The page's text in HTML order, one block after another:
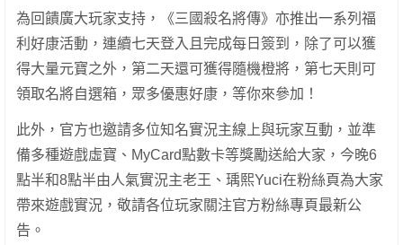
為回饋廣大玩家支持，《三國殺名將傳》亦推出一系列福
利好康活動，連續七天登入且完成每日簽到，除了可以獲
得大量元寶之外，第二天還可獲得隨機橙將，第七天則可
領取名將自選箱，眾多優惠好康，等你來參加！
此外，官方也邀請多位知名實況主線上與玩家互動，並準
備多種遊戲虛寶、MyCard點數卡等獎勵送給大家，今晚6
點半和8點半由人氣實況主老王、瑀熙Yuci在粉絲頁為大家
帶來遊戲實況，敬請各位玩家關注官方粉絲專頁最新公
告。